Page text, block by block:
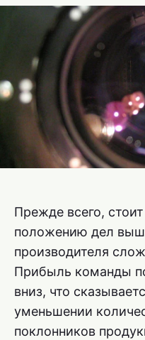
Прежде всего,
положению дел
производителя
Прибыль команды
вниз, что
уменьшении
поклонников